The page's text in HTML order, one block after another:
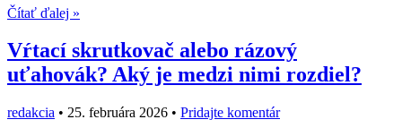
Čítať ďalej »
Vŕtací skrutkovač alebo rázový
uťahovák? Aký je medzi nimi rozdiel?
redakcia • 25. februára 2026 • Pridajte komentár